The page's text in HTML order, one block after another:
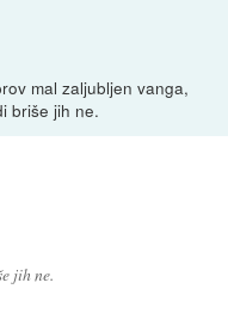
mal zaljubljen vanga,
briše jih ne.
jih ne.